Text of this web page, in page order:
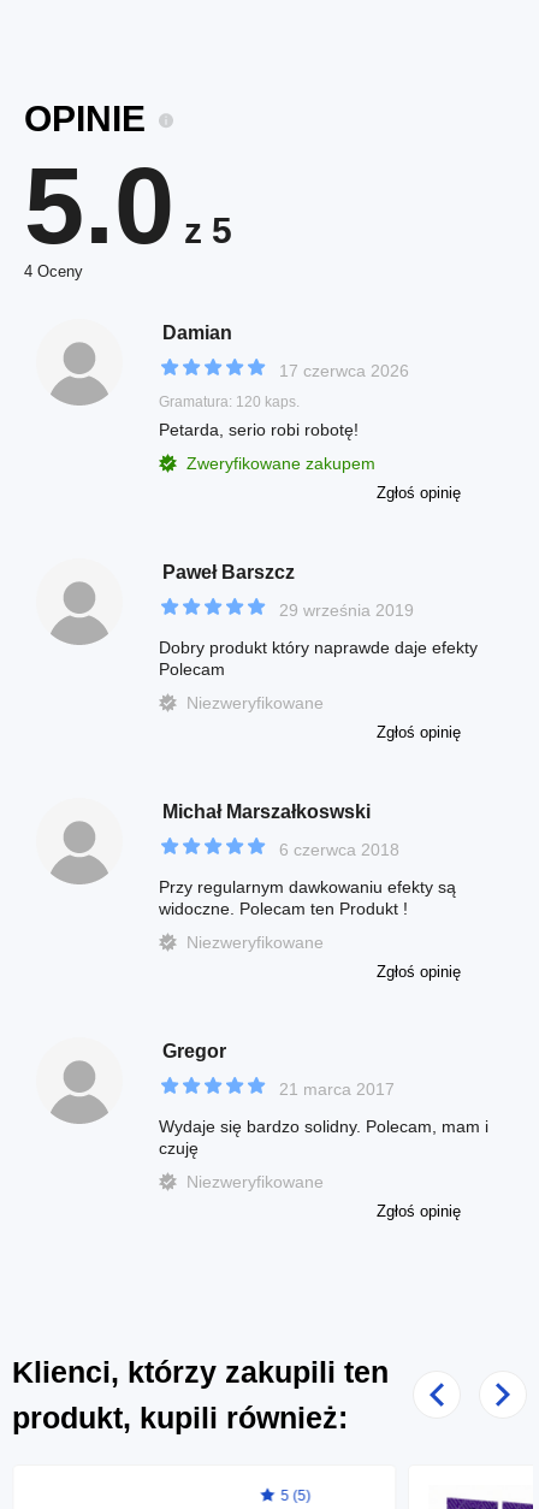
OPINIE
5.0 z 5
4 Oceny
Damian
17 czerwca 2026
Gramatura: 120 kaps.
Petarda, serio robi robotę!
Zweryfikowane zakupem
Zgłoś opinię
Paweł Barszcz
29 września 2019
Dobry produkt który naprawde daje efekty
Polecam
Niezweryfikowane
Zgłoś opinię
Michał Marszałkoswski
6 czerwca 2018
Przy regularnym dawkowaniu efekty są
widoczne. Polecam ten Produkt !
Niezweryfikowane
Zgłoś opinię
Gregor
21 marca 2017
Wydaje się bardzo solidny. Polecam, mam i
czuję
Niezweryfikowane
Zgłoś opinię
Klienci, którzy zakupili ten
produkt, kupili również:
Poprzedni
5 (5)